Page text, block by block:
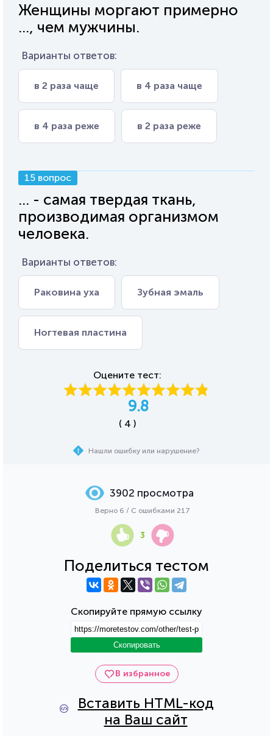
Женщины моргают примерно
..., чем мужчины.
Варианты ответов:
в 2 раза чаще в 4 раза чаще
в 4 раза реже в 2 раза реже
15 вопрос
... - самая твердая ткань,
производимая организмом
человека.
Варианты ответов:
Раковина уха Зубная эмаль
Ногтевая пластина
Оцените тест:
9.8
( 4 )
Нашли ошибку или нарушение?
В избранное
Вставить HTML-код
на Ваш сайт
Поделиться тестом
Скопируйте прямую ссылку
Скопировать
3902 просмотра
Верно 6 / С ошибками 217
3